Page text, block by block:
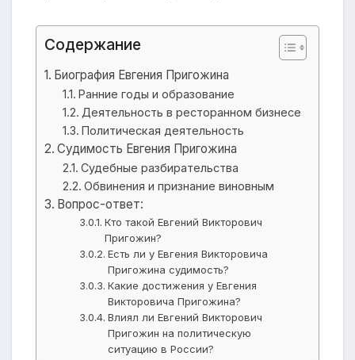
Содержание
Биография Евгения Пригожина
Ранние годы и образование
Деятельность в ресторанном бизнесе
Политическая деятельность
Судимость Евгения Пригожина
Судебные разбирательства
Обвинения и признание виновным
Вопрос-ответ:
Кто такой Евгений Викторович
Пригожин?
Есть ли у Евгения Викторовича
Пригожина судимость?
Какие достижения у Евгения
Викторовича Пригожина?
Влиял ли Евгений Викторович
Пригожин на политическую
ситуацию в России?